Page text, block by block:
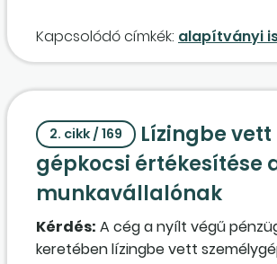
Kapcsolódó címkék: alapítványi
2. cikk / 169
Lízingbe vett
gépkocsi értékesítése
munkavállalónak
Kérdés: A cég a nyílt végű
keretében lízingbe vett